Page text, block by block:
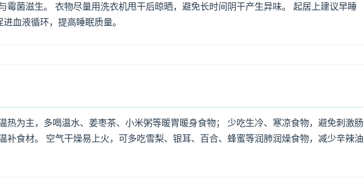
霉菌滋生。 衣物尽量用洗衣机甩干后晾晒，避免长时间阴干产生异味。 起居上建议早睡
血液循环，提高睡眠质量。
热为主，多喝温水、姜枣茶、小米粥等暖胃暖身食物； 少吃生冷、寒凉食物，避免刺激肠
补食材。 空气干燥易上火，可多吃雪梨、银耳、百合、蜂蜜等润肺润燥食物，减少辛辣油